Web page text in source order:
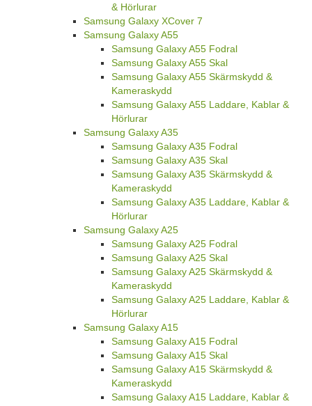
& Hörlurar
Samsung Galaxy XCover 7
Samsung Galaxy A55
Samsung Galaxy A55 Fodral
Samsung Galaxy A55 Skal
Samsung Galaxy A55 Skärmskydd &
Kameraskydd
Samsung Galaxy A55 Laddare, Kablar &
Hörlurar
Samsung Galaxy A35
Samsung Galaxy A35 Fodral
Samsung Galaxy A35 Skal
Samsung Galaxy A35 Skärmskydd &
Kameraskydd
Samsung Galaxy A35 Laddare, Kablar &
Hörlurar
Samsung Galaxy A25
Samsung Galaxy A25 Fodral
Samsung Galaxy A25 Skal
Samsung Galaxy A25 Skärmskydd &
Kameraskydd
Samsung Galaxy A25 Laddare, Kablar &
Hörlurar
Samsung Galaxy A15
Samsung Galaxy A15 Fodral
Samsung Galaxy A15 Skal
Samsung Galaxy A15 Skärmskydd &
Kameraskydd
Samsung Galaxy A15 Laddare, Kablar &